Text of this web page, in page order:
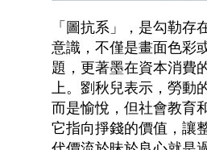
「圖抗系」，是勾勒存
意識，不僅是畫面色彩
題，更著墨在資本消費
上。劉秋兒表示，勞動
而是愉悅，但社會教育
它指向掙錢的價值，讓